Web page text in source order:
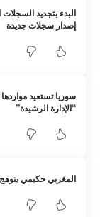
البدء بتجديد
إصدار سجلات جديدة
سوريا تستعيد
“الإدارة الرشيدة”
المغربي حكيمي